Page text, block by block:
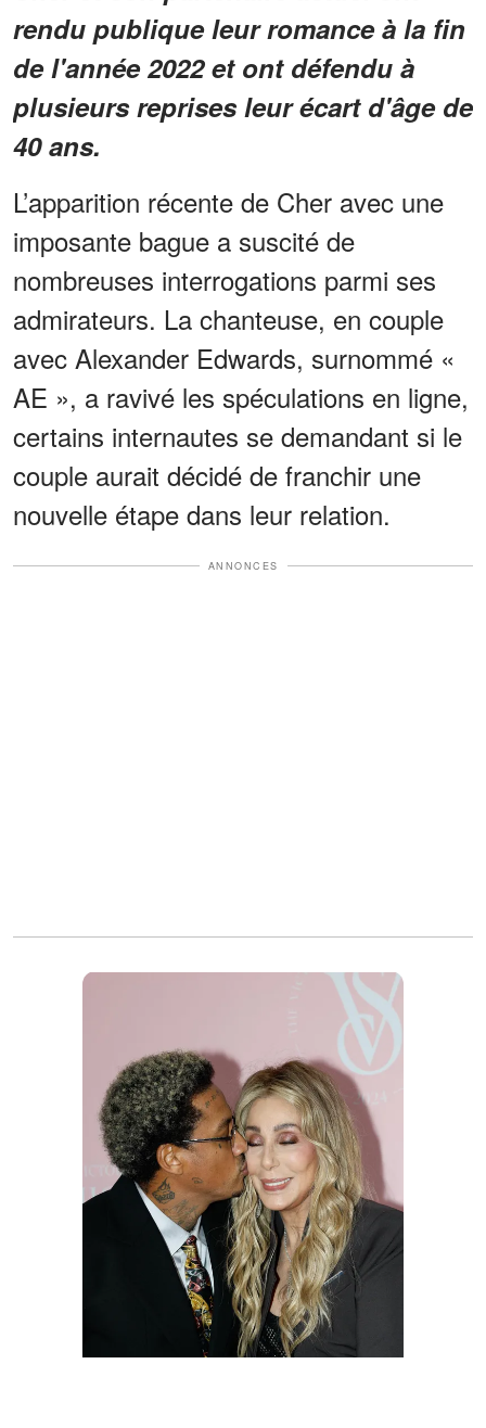
rendu publique leur romance à la fin
de l'année 2022 et ont défendu à
plusieurs reprises leur écart d'âge de
40 ans.
L’apparition récente de Cher avec une
imposante bague a suscité de
nombreuses interrogations parmi ses
admirateurs. La chanteuse, en couple
avec Alexander Edwards, surnommé «
AE », a ravivé les spéculations en ligne,
certains internautes se demandant si le
couple aurait décidé de franchir une
nouvelle étape dans leur relation.
ANNONCES